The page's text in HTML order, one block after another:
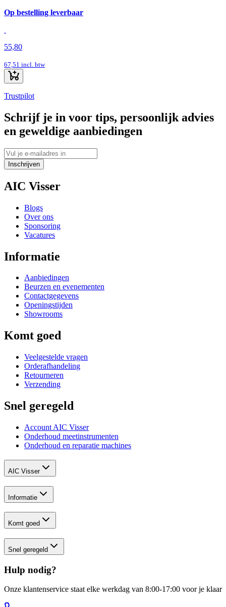
Op bestelling leverbaar
55,80
67,51 incl. btw
Trustpilot
Schrijf je in voor tips, persoonlijk advies
en geweldige aanbiedingen
Inschrijven
AIC Visser
Blogs
Over ons
Sponsoring
Vacatures
Informatie
Aanbiedingen
Beurzen en evenementen
Contactgegevens
Openingstijden
Showrooms
Komt goed
Veelgestelde vragen
Orderafhandeling
Retourneren
Verzending
Snel geregeld
Account AIC Visser
Onderhoud meetinstrumenten
Onderhoud en reparatie machines
AIC Visser
Informatie
Komt goed
Snel geregeld
Hulp nodig?
Onze klantenservice staat elke werkdag van 8:00-17:00 voor je klaar